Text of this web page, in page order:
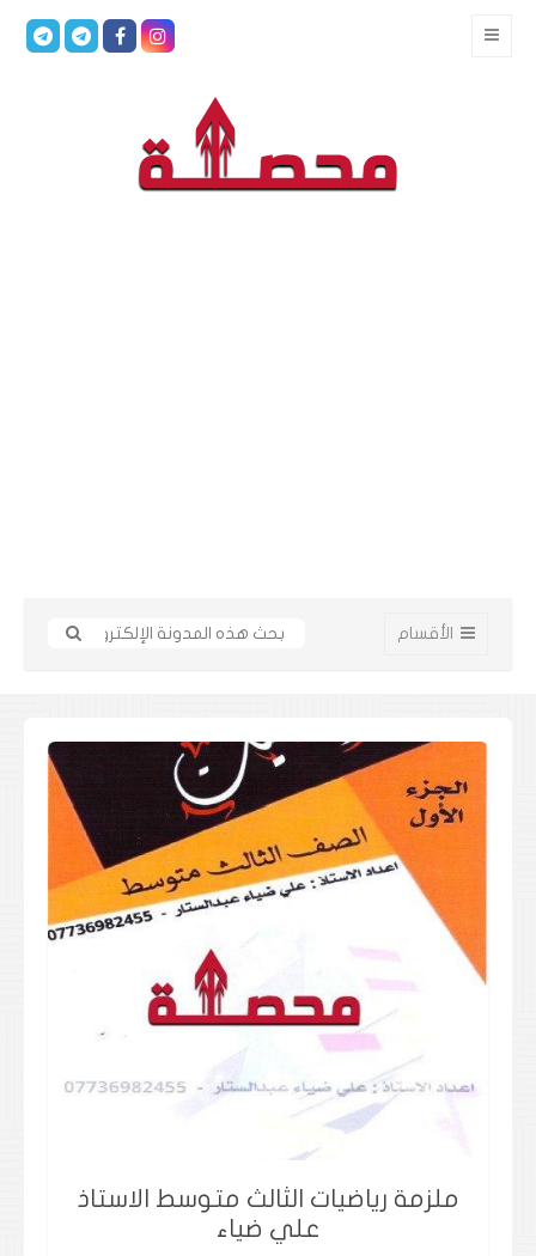
الأقسام
ملزمة رياضيات الثالث متوسط الاستاذ
علي ضياء